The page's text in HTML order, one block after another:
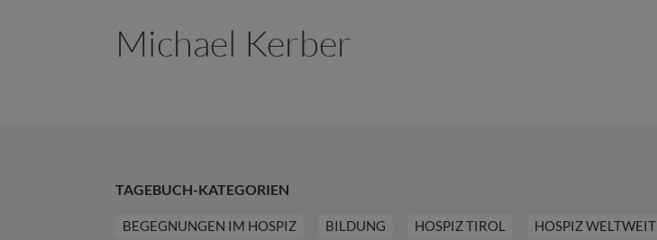
Michael Kerber
TAGEBUCH-KATEGORIEN
BEGEGNUNGEN IM HOSPIZ BILDUNG HOSPIZ TIROL HOSPIZ WELTWEIT